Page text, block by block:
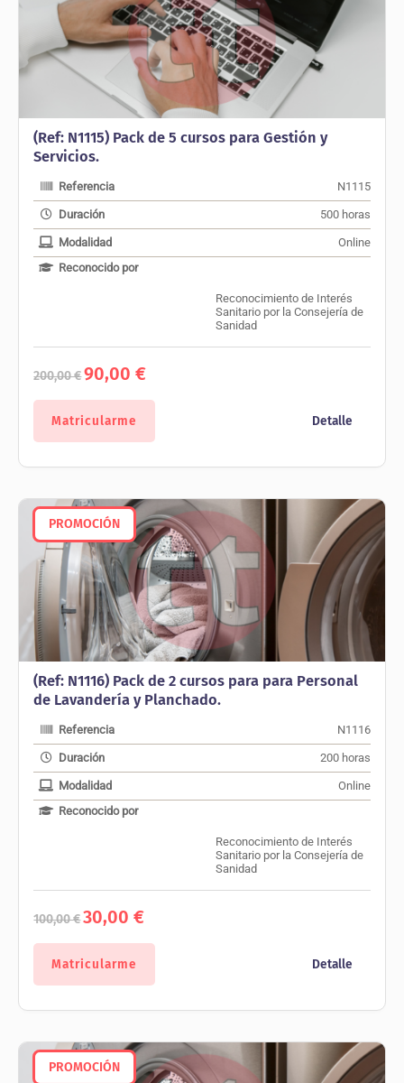
(Ref: N1115) Pack de 5 cursos para Gestión y
Servicios.
Referencia N1115
Duración 500 horas
Modalidad
Online
Reconocido por
Reconocimiento de Interés
Sanitario por la Consejería de
Sanidad
200,00€
El
precio
original
200,00 €.
90,00€El
actual
Matricularme Detalle
PROMOCIÓN
(Ref: N1116) Pack de 2 cursos para para Personal
de Lavandería y Planchado.
Referencia N1116
Duración 200 horas
Modalidad
Online
Reconocido por
Reconocimiento de Interés
Sanitario por la Consejería de
Sanidad
100,00€
El
precio
original
100,00 €.
30,00€El
actual
Matricularme Detalle
PROMOCIÓN